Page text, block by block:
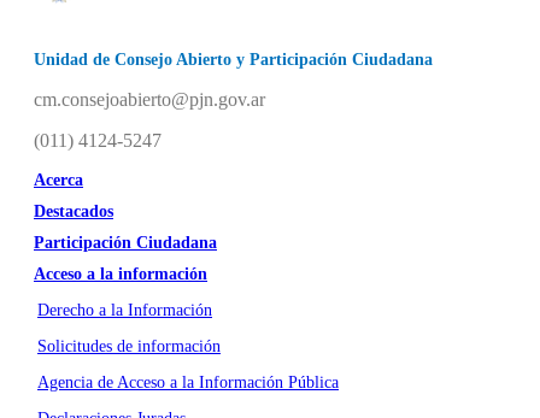
Unidad de Consejo Abierto y Participación Ciudadana
cm.consejoabierto@pjn.gov.ar
(011) 4124-5247
Acerca
Destacados
Participación Ciudadana
Acceso a la información
Derecho a la Información
Solicitudes de información
Agencia de Acceso a la Información Pública